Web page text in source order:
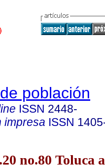
población
ISSN 2448-
impresa ISSN
no.80 Toluca